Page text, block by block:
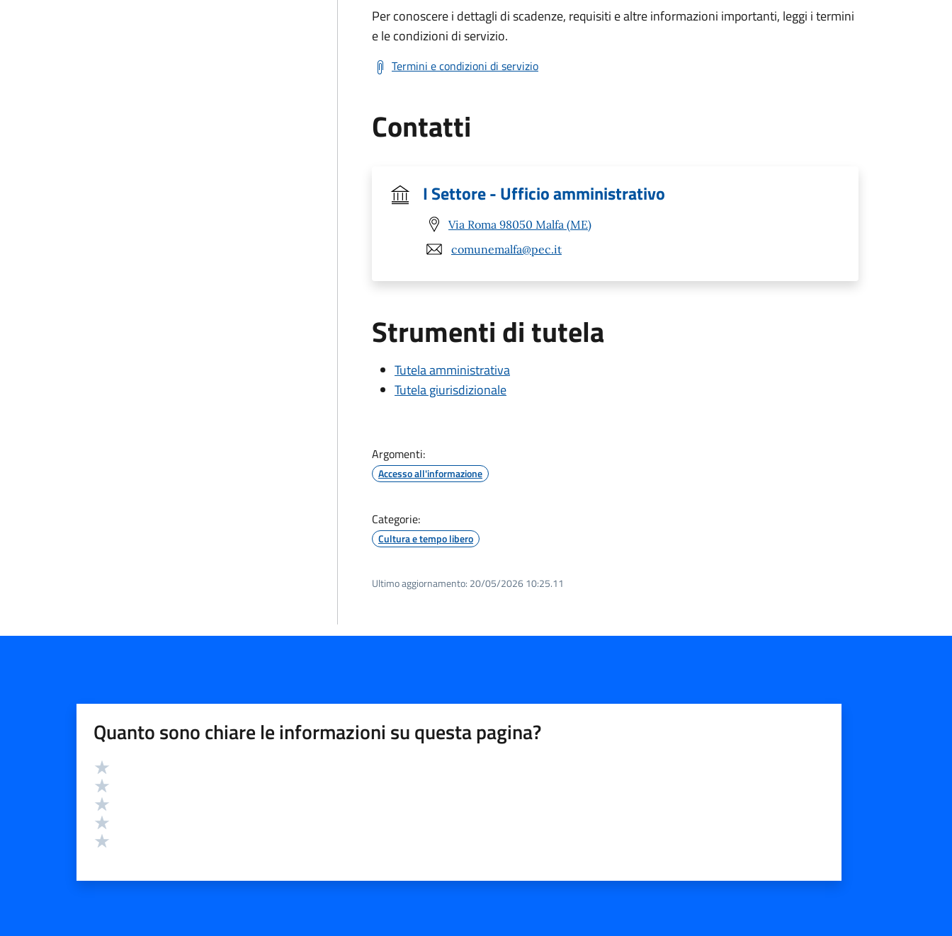
Per conoscere i dettagli di scadenze, requisiti e altre informazioni importanti, leggi i termini
e le condizioni di servizio.
Termini e condizioni di servizio
Contatti
I Settore - Ufficio amministrativo
Via Roma 98050 Malfa (ME)
comunemalfa@pec.it
Strumenti di tutela
Tutela amministrativa
Tutela giurisdizionale
Argomenti:
Accesso all'informazione
Categorie:
Cultura e tempo libero
Ultimo aggiornamento: 20/05/2026 10:25.11
Quanto sono chiare le informazioni su questa pagina?
Valutazione